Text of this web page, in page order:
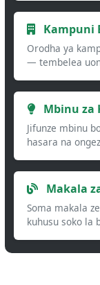
Kampuni
Orodha ya
— tembelea
Mbinu za
Jifunze mbinu
hasara na
Makala
Soma makala
kuhusu soko la